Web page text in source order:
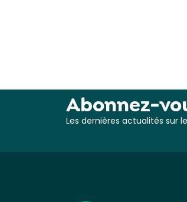
Abonnez-
Les dernières actualités sur